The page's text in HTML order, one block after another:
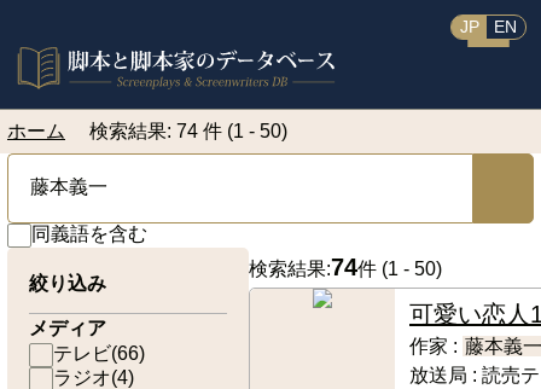
JP EN
ホーム 検索結果: 74 件 (1 - 50)
同義語を含む
絞り込み
メディア
テレビ(66)
ラジオ(4)
検索結果:74件 (1 - 50)
可愛い恋人
作家 : 藤本義一
放送局 : 読売